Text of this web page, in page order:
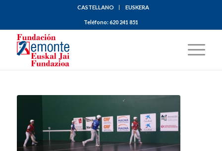
CASTELLANO EUSKERA
Teléfono:620 241 851